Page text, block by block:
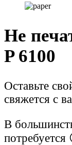
Не
P 6100
Оставьте
свяжется с
В
потребуется